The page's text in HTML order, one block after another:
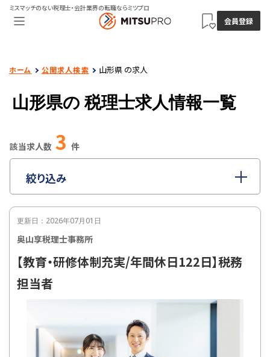
ミスマッチのない税理士・会計業界の転職ならミツプロ
会員登録
ホーム 公開求人検索 山形県 の求人
山形県の 税理士求人情報一覧
更新日：2026年07月01日
奥山享税理士事務所
【教育・研修体制充実/年間休日122日】税務
担当者
該当求人数 3 件
絞り込み
職種 指定なし
雇用形態
勤務地 指定なし